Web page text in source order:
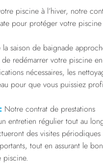
piscine à l’hiver, notre
pour protéger votre
la saison de baignade
redémarrer votre piscine en
nécessaires, les
pour que vous puissiez
Notre contrat de prestations
entretien régulier tout au
des visites périodiques
tout en assurant le bon